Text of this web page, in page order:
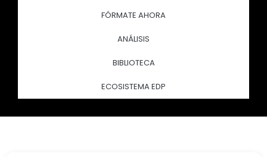
FÓRMATE AHORA
ANÁLISIS
BIBLIOTECA
ECOSISTEMA EDP